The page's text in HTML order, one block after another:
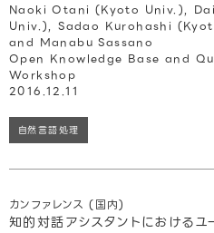
Naoki Otani (Kyoto Univ.),
Univ.), Sadao Kurohashi
and Manabu Sassano
Open Knowledge Base and
Workshop
2016.12.11
自然言語処理
カンファレンス (国内)
知的対話アシスタントにおける